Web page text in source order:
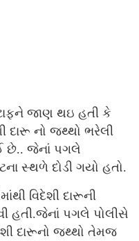
જાણ થઇ હતી કે
દારૂ નો જથ્થો ભરેલી
છે.. જેનાં પગલે
સ્થળે દોડી ગયો હતો.
વિદેશી દારૂની
હતી.જેનાં પગલે પોલીસે
દારૂનો જથ્થો તેમજ